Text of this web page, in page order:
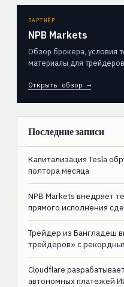
ПАРТНЁР
NPB Markets
Обзор брокера, условия
материалы для
Открыть обзор →
Последние записи
Капитализация Tesla
полтора месяца
NPB Markets внедряет
прямого исполнения
Трейдер из Бангладеш
трейдеров» с
Cloudflare
автономных платежей